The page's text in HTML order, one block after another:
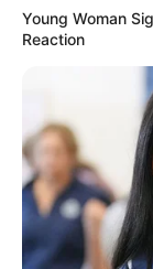
Young Woman
Reaction